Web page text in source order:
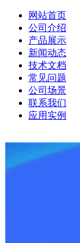
网站首页
公司介绍
产品展示
新闻动态
技术文档
常见问题
公司场景
联系我们
应用实例